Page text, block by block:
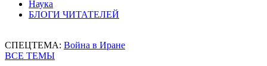
Наука
БЛОГИ ЧИТАТЕЛЕЙ
СПЕЦТЕМА: Война в Иране
ВСЕ ТЕМЫ